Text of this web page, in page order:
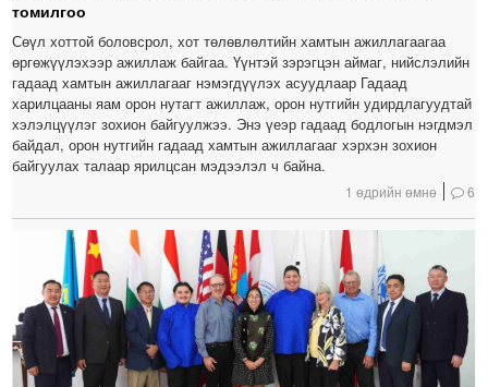
томилгоо
Сөүл хоттой боловсрол, хот төлөвлөлтийн хамтын ажиллагаагаа
өргөжүүлэхээр ажиллаж байгаа. Үүнтэй зэрэгцэн аймаг, нийслэлийн
гадаад хамтын ажиллагааг нэмэгдүүлэх асуудлаар Гадаад
харилцааны яам орон нутагт ажиллаж, орон нутгийн удирдлагуудтай
хэлэлцүүлэг зохион байгуулжээ. Энэ үеэр гадаад бодлогын нэгдмэл
байдал, орон нутгийн гадаад хамтын ажиллагааг хэрхэн зохион
байгуулах талаар ярилцсан мэдээлэл ч байна.
1 өдрийн өмнө 6